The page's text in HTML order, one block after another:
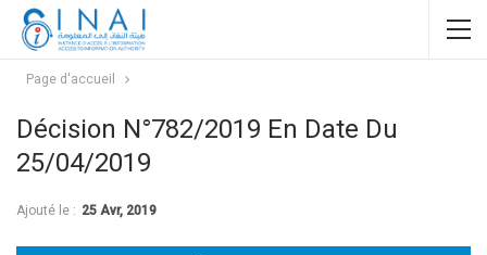
Page d'accueil
Décision N°782/2019 En Date Du
25/04/2019
Ajouté le : 25 Avr, 2019